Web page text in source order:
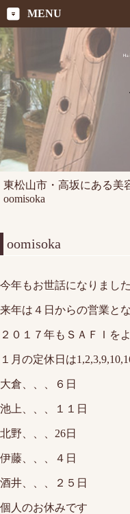
MENU
東松山市・高坂にある美
oomisoka
oomisoka
今年もお世話になりました
来年は４日からの営業とな
２０１７年もＳＡＦＩを
１月の定休日は
大倉、、、６日
池上、、、１１日
北野、、、26日
伊藤、、、４日
酒井、、、２５日
個人のお休みです